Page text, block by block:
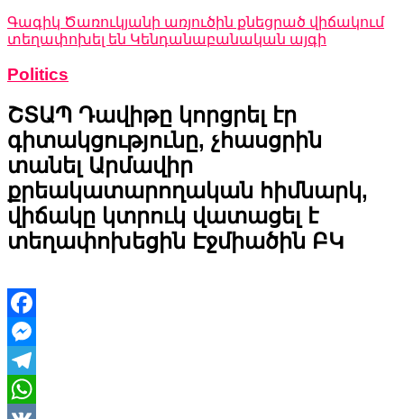
Գագիկ Ծառուկյանի առյուծին քնեցրած վիճակում
տեղափոխել են Կենդանաբանական այգի
Politics
ՇՏԱՊ Դավիթը կորցրել էր
գիտակցությունը, չհասցրին
տանել Արմավիր
քրեակատարողական հիմնարկ,
վիճակը կտրուկ վատացել է
տեղափոխեցին Էջմիածին ԲԿ
Facebook
Messenger
Telegram